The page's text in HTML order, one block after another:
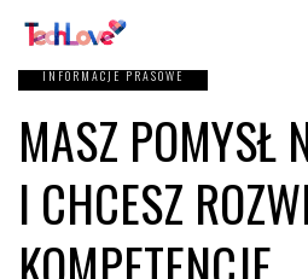
INFORMACJE PRASOWE
MASZ POMYSŁ
I CHCESZ